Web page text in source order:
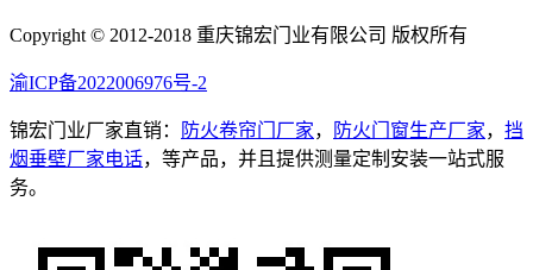
Copyright © 2012-2018 重庆锦宏门业有限公司 版权所有
渝ICP备2022006976号-2
锦宏门业厂家直销： 防火卷帘门厂家， 防火门窗生产厂家， 挡
烟垂壁厂家电话，等产品，并且提供测量定制安装一站式服
务。